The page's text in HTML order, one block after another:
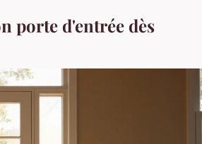
porte d'entrée dès